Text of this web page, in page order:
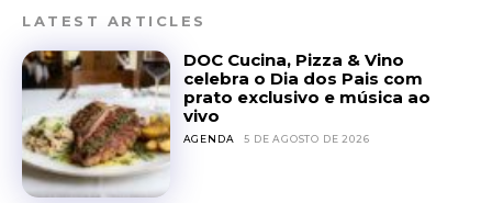
LATEST ARTICLES
DOC Cucina, Pizza & Vino
celebra o Dia dos Pais com
prato exclusivo e música ao
vivo
AGENDA 5 DE AGOSTO DE 2026